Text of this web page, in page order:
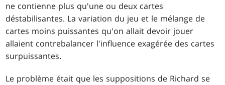
ne contienne plus qu'une ou deux cartes
déstabilisantes. La variation du jeu et le mélange de
cartes moins puissantes qu'on allait devoir jouer
allaient contrebalancer l'influence exagérée des cartes
surpuissantes.
Le problème était que les suppositions de Richard se